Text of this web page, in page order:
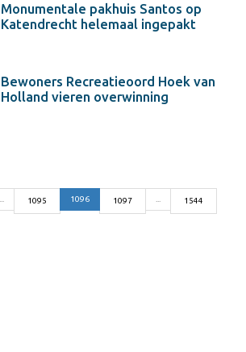
Monumentale pakhuis Santos op
Katendrecht helemaal ingepakt
Bewoners Recreatieoord Hoek van
Holland vieren overwinning
1095 1096 1097 1544